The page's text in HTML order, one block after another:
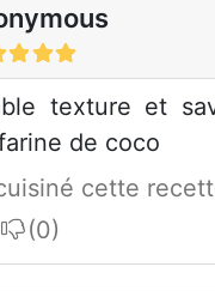
texture et
de coco
cette
I do not